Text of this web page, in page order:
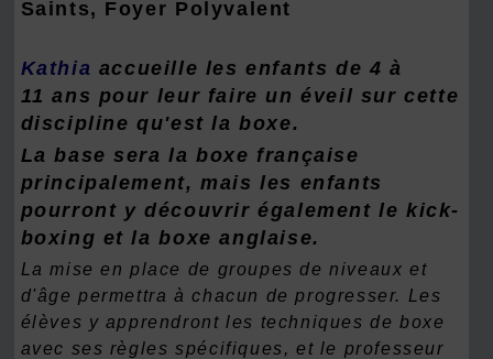
Saints, Foyer Polyvalent
Kathia accueille les enfants de 4 à
11 ans pour leur faire un éveil sur cette
discipline qu'est la boxe.
La base sera la boxe française
principalement, mais les enfants
pourront y découvrir également le kick-
boxing et la boxe anglaise.
La mise en place de groupes de niveaux et
d'âge permettra à chacun de progresser. Les
élèves y apprendront les techniques de boxe
avec ses règles spécifiques, et le professeur